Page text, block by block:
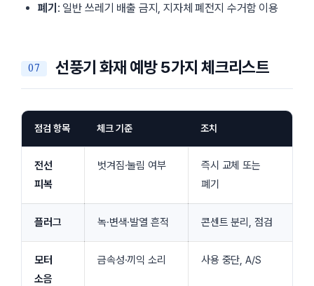
폐기 : 일반 쓰레기 배출 금지, 지자체 폐전지 수거함 이용
선풍기 화재 예방 5가지 체크리스트
점검 항목 체크 기준 조치
전선
피복
벗겨짐·눌림 여부
즉시 교체 또는
폐기
플러그 녹·변색·발열 흔적 콘센트 분리, 점검
모터
소음
금속성·끼익 소리 사용 중단, A/S